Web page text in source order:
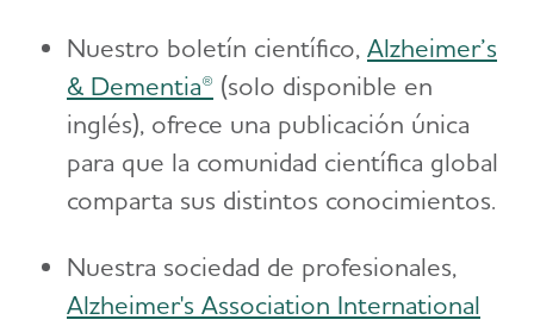
Nuestro boletín científico, Alzheimer’s
& Dementia® (solo disponible en
inglés), ofrece una publicación única
para que la comunidad científica global
comparta sus distintos conocimientos.
Nuestra sociedad de profesionales,
Alzheimer's Association International